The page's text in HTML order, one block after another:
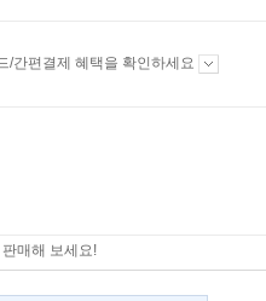
/간편결제 혜택을 확인하세요
매해 보세요!